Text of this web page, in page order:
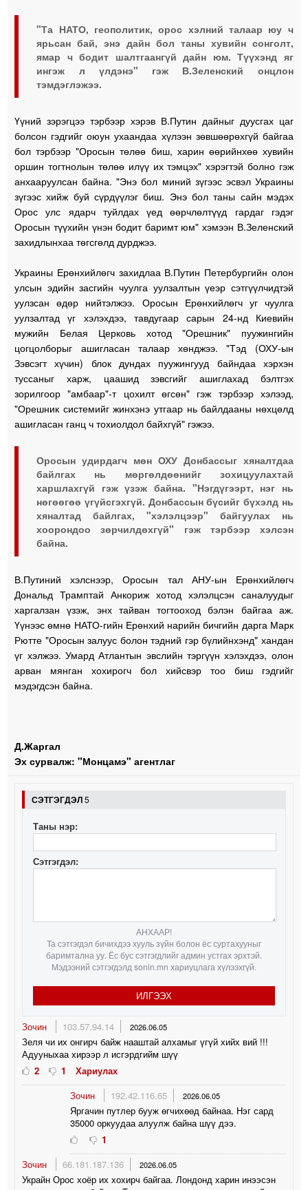
"Та НАТО, геополитик, орос хэлний талаар юу ч
ярьсан бай, энэ дайн бол таны хувийн сонголт,
ямар ч бодит шалтгаангүй дайн юм. Түүхэнд яг
ингэж л үлдэнэ" гэж В.Зеленский онцлон
тэмдэглэжээ.
Үүний зэрэгцээ тэрбээр хэрэв В.Путин дайныг дуусгах цаг
болсон гэдгийг оюун ухаандаа хүлээн зөвшөөрөхгүй байгаа
бол тэрбээр "Оросын төлөө биш, харин өөрийнхөө хувийн
оршин тогтнолын төлөө илүү их тэмцэх" хэрэгтэй болно гэж
анхааруулсан байна. "Энэ бол миний зүгээс эсвэл Украины
зүгээс хийж буй сүрдүүлэг биш. Энэ бол таны сайн мэдэх
Орос улс ядарч туйлдах үед өөрчлөлтүүд гардаг гэдэг
Оросын түүхийн үнэн бодит баримт юм" хэмээн В.Зеленский
захидлынхаа төгсгөлд дурджээ.
Украины Ерөнхийлөгч захидлаа В.Путин Петербургийн олон
улсын эдийн засгийн чуулга уулзалтын үеэр сэтгүүлчидтэй
уулзсан өдөр нийтэлжээ. Оросын Ерөнхийлөгч уг чуулга
уулзалтад үг хэлэхдээ, тавдугаар сарын 24-нд Киевийн
мужийн Белая Церковь хотод "Орешник" пуужингийн
цогцолборыг ашигласан талаар хөнджээ. "Тэд (ОХУ-ын
Зэвсэгт хүчин) блок дундах пуужингууд байндаа хэрхэн
туссаныг харж, цаашид зэвсгийг ашиглахад бэлтгэх
зорилгоор "амбаар"-т цохилт өгсөн" гэж тэрбээр хэлээд,
"Орешник системийг жинхэнэ утгаар нь байлдааны нөхцөлд
ашигласан ганц ч тохиолдол байхгүй" гэжээ.
Оросын удирдагч мөн ОХУ Донбассыг хяналтдаа
байлгах нь мөргөлдөөнийг зохицуулахтай
харшлахгүй гэж үзэж байна. "Нэгдүгээрт, нэг нь
нөгөөгөө үгүйсгэхгүй. Донбассын бүсийг бүхэлд нь
хяналтад байлгах, "хэлэлцээр" байгуулах нь
хоорондоо зөрчилдөхгүй" гэж тэрбээр хэлсэн
байна.
В.Путиний хэлснээр, Оросын тал АНУ-ын Ерөнхийлөгч
Дональд Трамптай Анкориж хотод хэлэлцсэн саналуудыг
харгалзан үзэж, энх тайван тогтооход бэлэн байгаа аж.
Үүнээс өмнө НАТО-гийн Ерөнхий нарийн бичгийн дарга Марк
Рютте "Оросын залуус болон тэдний гэр бүлийнхэнд" хандан
үг хэлжээ. Умард Атлантын эвслийн тэргүүн хэлэхдээ, олон
арван мянган хохирогч бол хийсвэр тоо биш гэдгийг
мэдэгдсэн байна.
Д.Жаргал
Эх сурвалж: "Монцамэ" агентлаг
СЭТГЭГДЭЛ5
Таны нэр:
Сэтгэгдэл:
АНХААР!
Та сэтгэгдэл бичихдээ хууль зүйн болон ёс суртахууныг
баримтална уу. Ёс бус сэтгэгдлийг админ устгах эрхтэй.
Мэдээний сэтгэгдэлд sonin.mn хариуцлага хүлээхгүй.
ИЛГЭЭХ
Зочин 103.57.94.14 2026.06.05
Зеля чи их онгирч байж нааштай алхамыг үгүй хийх вий !!!
Адууныхаа хирээр л исгэрдгийм шүү
2
1
Хариулах
Зочин
192.42.116.65 2026.06.05
Яргачин путлер бууж өгчихөөд байнаа. Нэг сард
35000 оркуудаа алуулж байна шүү дээ.
1
Зочин
66.181.187.136 2026.06.05
Украйн Орос хоёр их хохирч байгаа. Лондонд харин инээсэн